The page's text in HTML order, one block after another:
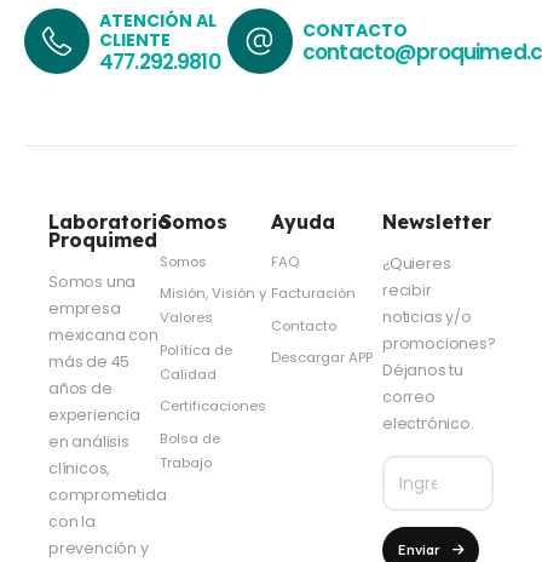
ATENCIÓN AL
CLIENTE
477.292.9810
CONTACTO
Laboratorio
Proquimed
Somos una
empresa
mexicana con
más de 45
años de
experiencia
en análisis
clínicos,
comprometida
con la
prevención y
Somos
Somos
Misión, Visión y
Valores
Política de
Calidad
Certificaciones
Bolsa de
Trabajo
Ayuda
FAQ
Facturación
Contacto
Descargar APP
Newsletter
¿Quieres
recibir
noticias y/o
promociones?
Déjanos tu
correo
electrónico.
Enviar